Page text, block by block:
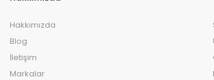
Hakkımızda
Blog
İletişim
Markalar